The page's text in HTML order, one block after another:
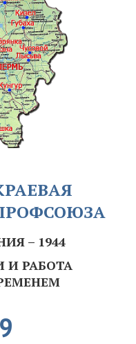
– 1944
И РАБОТА